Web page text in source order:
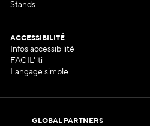
Stands
ACCESSIBILITÉ
Infos accessibilité
FACIL'iti
Langage simple
GLOBAL PARTNERS